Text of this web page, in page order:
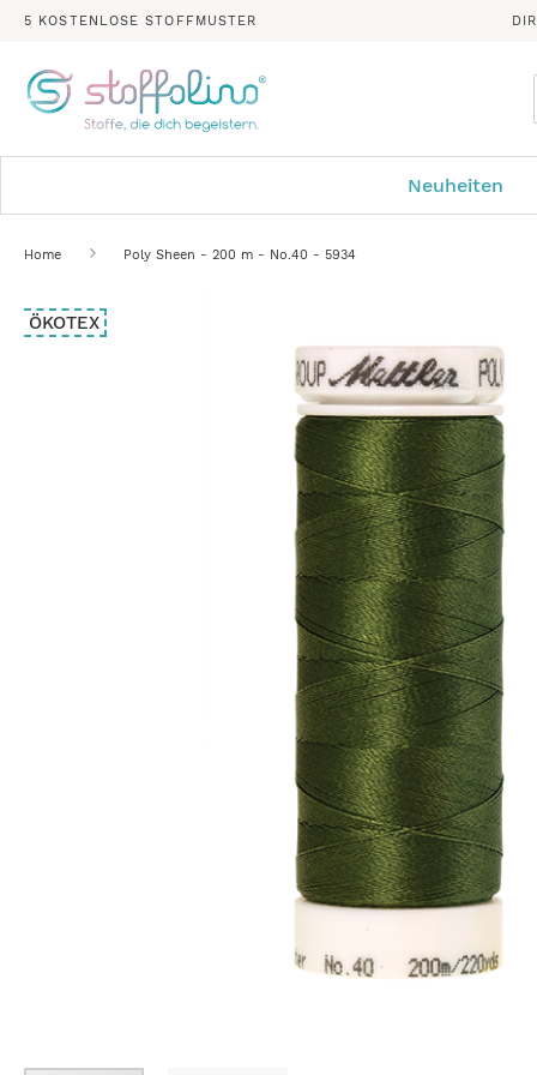
5 KOSTENLOSE STOFFMUSTER
Neuheiten
Home Poly Sheen - 200 m - No.40 - 5934
Zum
Ende
ÖKOTEX